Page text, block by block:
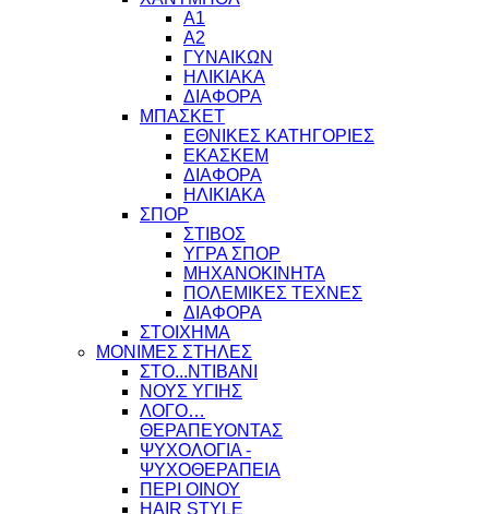
Α1
Α2
ΓΥΝΑΙΚΩΝ
ΗΛΙΚΙΑΚΑ
ΔΙΑΦΟΡΑ
ΜΠΑΣΚΕΤ
ΕΘΝΙΚΕΣ ΚΑΤΗΓΟΡΙΕΣ
ΕΚΑΣΚΕΜ
ΔΙΑΦΟΡΑ
ΗΛΙΚΙΑΚΑ
ΣΠΟΡ
ΣΤΙΒΟΣ
ΥΓΡΑ ΣΠΟΡ
ΜΗΧΑΝΟΚΙΝΗΤΑ
ΠΟΛΕΜΙΚΕΣ ΤΕΧΝΕΣ
ΔΙΑΦΟΡΑ
ΣΤΟΙΧΗΜΑ
ΜΟΝΙΜΕΣ ΣΤΗΛΕΣ
ΣΤΟ...ΝΤΙΒΑΝΙ
ΝΟΥΣ ΥΓΙΗΣ
ΛΟΓΟ…
ΘΕΡΑΠΕΥΟΝΤΑΣ
ΨΥΧΟΛΟΓΙΑ -
ΨΥΧΟΘΕΡΑΠΕΙΑ
ΠΕΡΙ ΟΙΝΟΥ
HAIR STYLE